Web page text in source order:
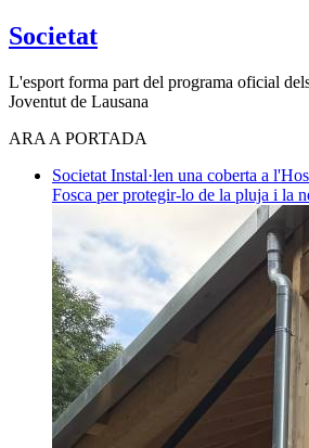
Societat
L'esport forma part del programa oficial
Joventut de Lausana
ARA A PORTADA
Societat Instal·len una coberta a
Fosca per protegir-lo de la pluja i la